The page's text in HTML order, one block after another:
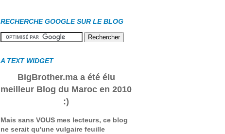
RECHERCHE GOOGLE SUR LE BLOG
A TEXT WIDGET
BigBrother.ma a été élu
meilleur Blog du Maroc en 2010
:)
Mais sans VOUS mes lecteurs, ce blog
ne serait qu'une vulgaire feuille